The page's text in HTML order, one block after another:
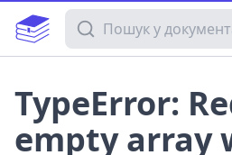
Пошук у документації
TypeError:
empty array